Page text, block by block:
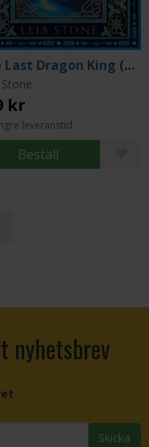
The Last Dragon King (Special Edition)
kr
leveranstid
Beställ
nyhetsbrev
Skicka